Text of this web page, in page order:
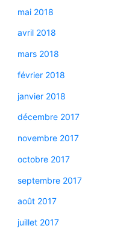
mai 2018
avril 2018
mars 2018
février 2018
janvier 2018
décembre 2017
novembre 2017
octobre 2017
septembre 2017
août 2017
juillet 2017